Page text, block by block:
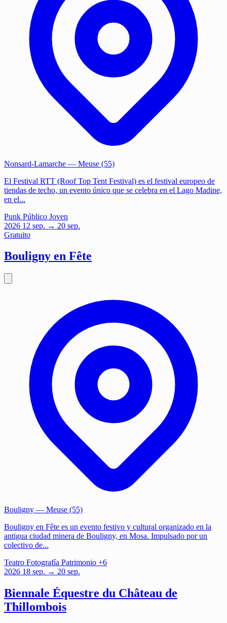
Nonsard-Lamarche — Meuse (55)
El Festival RTT (Roof Top Tent Festival) es el festival europeo de
tiendas de techo, un evento único que se celebra en el Lago Madine,
en el...
Punk Público Joven
2026 12 sep. → 20 sep.
Gratuito
Bouligny en Fête
Bouligny — Meuse (55)
Bouligny en Fête es un evento festivo y cultural organizado en la
antigua ciudad minera de Bouligny, en Mosa. Impulsado por un
colectivo de...
Teatro Fotografía Patrimonio +6
2026 18 sep. → 20 sep.
Biennale Équestre du Château de
Thillombois